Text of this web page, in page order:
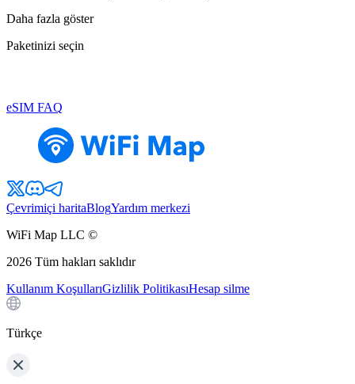
Daha fazla göster
Paketinizi seçin
eSIM FAQ
Çevrimiçi haritaBlogYardım merkezi
WiFi Map LLC ©
2026 Tüm hakları saklıdır
Kullanım KoşullarıGizlilik PolitikasıHesap silme
Türkçe